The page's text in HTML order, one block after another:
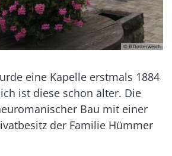
© B.Dotterweich
eine Kapelle erstmals 1884
ist diese schon älter. Die
Bau mit einer
der Familie Hümmer